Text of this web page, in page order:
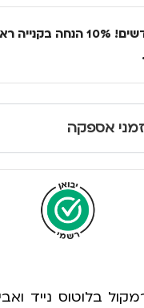
אספקה
בלוטוס נייד